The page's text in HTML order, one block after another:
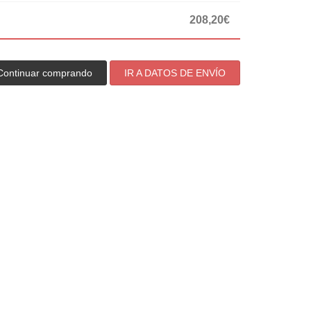
208,20€
comprando IR A DATOS DE ENVÍO